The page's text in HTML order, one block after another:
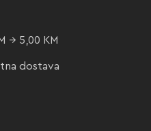
→ 5,00 KM
dostava